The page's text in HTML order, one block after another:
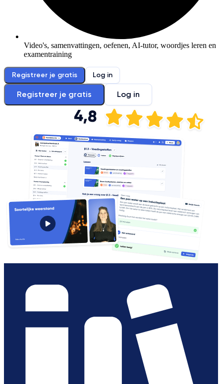
Video's, samenvattingen, oefenen, AI-tutor, woordjes leren en
examentraining
Registreer je gratis Log in
Registreer je gratis Log in